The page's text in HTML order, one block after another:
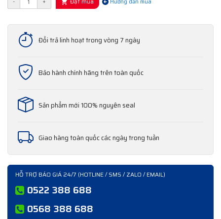
Đổi trả linh hoạt trong vòng 7 ngày
Bảo hành chính hãng trên toàn quốc
Sản phẩm mới 100% nguyên seal
Giao hàng toàn quốc các ngày trong tuần
HỖ TRỢ BÁO GIÁ 24/7 (HOTLINE / SMS / ZALO / EMAIL)
0522 388 688
0568 388 688